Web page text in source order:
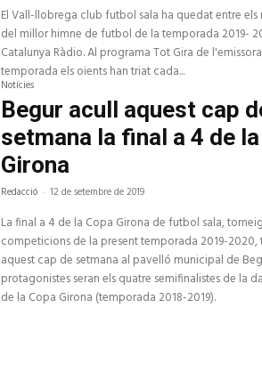
El Vall-llobrega club futbol sala ha quedat entre els
del millor himne de futbol de la temporada 2019-
Catalunya Ràdio. Al programa Tot Gira de
temporada els oients han triat cada...
Notícies
Begur acull aquest cap
setmana la final a 4 de
Girona
Redacció - 12 de setembre de 2019
La final a 4 de la Copa Girona de futbol sala,
competicions de la present temporada 2019-2020,
aquest cap de setmana al pavelló municipal de
protagonistes seran els quatre semifinalistes de la
de la Copa Girona (temporada 2018-2019).